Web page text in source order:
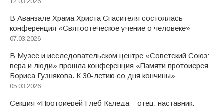
В Аванзале Храма Христа Спасителя состоялась
конференция «Святоотеческое учение о человеке»
07.03.2026
В Музее и исследовательском центре «Советский Союз:
вера и люди» прошла конференция «Памяти протоиерея
Бориса Гузнякова. К 30-летию со дня кончины»
05.03.2026
Секция «Протоиерей Глеб Каледа – отец, наставник,